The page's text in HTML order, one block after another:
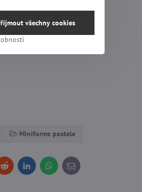
Miniforms postele
RedditLinkedInWhatsApp
E-
mail
všechny cookies